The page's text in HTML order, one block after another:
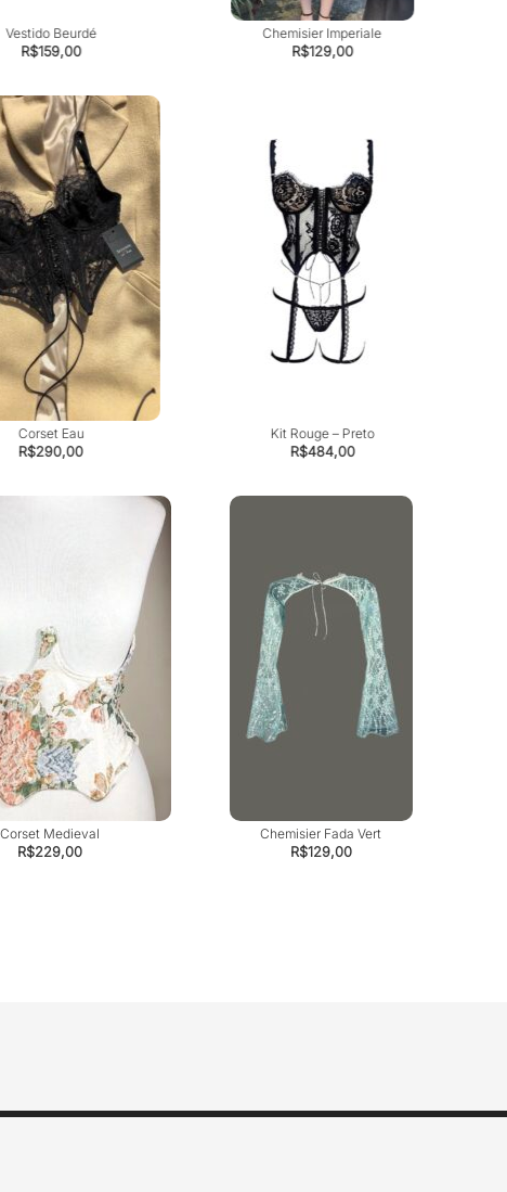
Vestido Beurdé
R$159,00
Chemisier Imperiale
R$129,00
Kit Rouge – Preto
R$484,00
Corset Eau
R$290,00
Corset Medieval
R$229,00
Chemisier Fada Vert
R$129,00